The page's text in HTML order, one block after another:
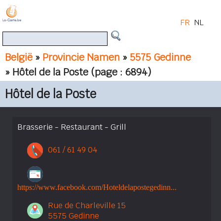
België » Provincie Namen » 5575 Gedinne
» Hôtel de la Poste (page : 6894)
FR NL
Hôtel de la Poste
Brasserie - Restaurant - Grill
061 / 61 49 04
https://www.facebook.com/Hoteldelapostegedinn...
Rue de Charleville 15
5575 Gedinne